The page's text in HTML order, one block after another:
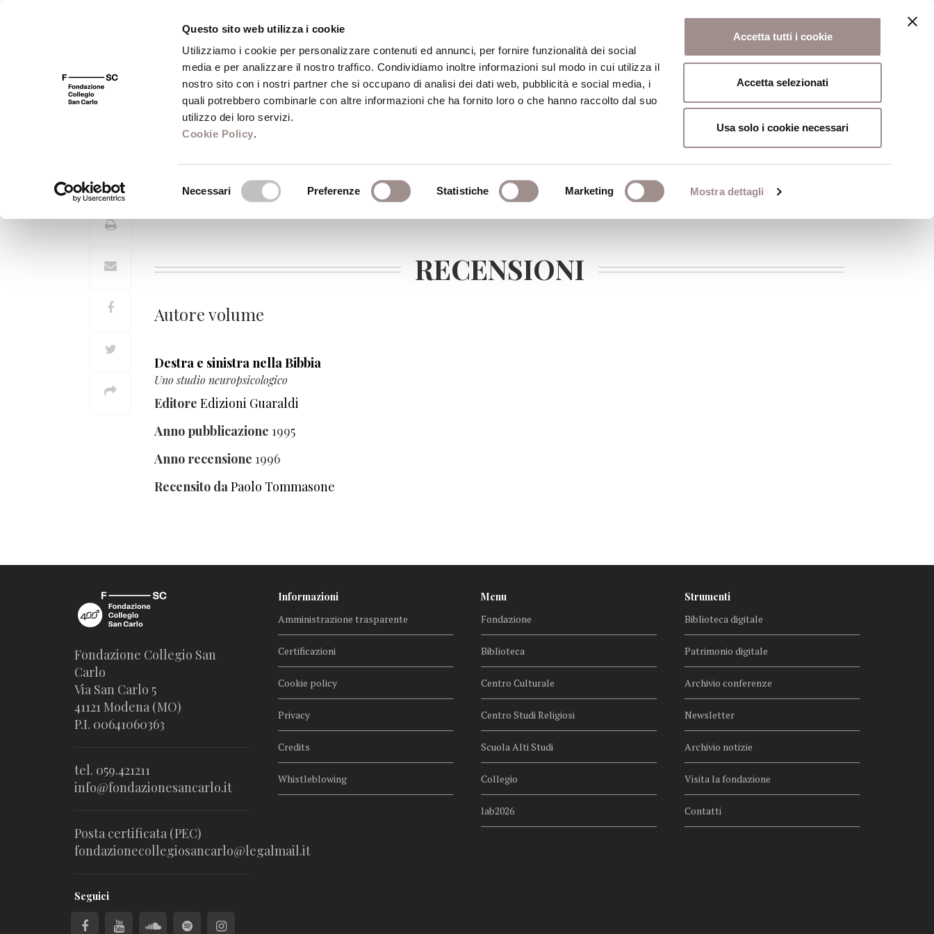
Questo sito web utilizza i cookie
Utilizziamo i cookie per personalizzare contenuti ed annunci, per fornire funzionalità dei social
media e per analizzare il nostro traffico. Condividiamo inoltre informazioni sul modo in cui utilizza il
nostro sito con i nostri partner che si occupano di analisi dei dati web, pubblicità e social media, i
quali potrebbero combinarle con altre informazioni che ha fornito loro o che hanno raccolto dal suo
utilizzo dei loro servizi.
Cookie Policy.
Necessari Preferenze Statistiche Marketing Mostra dettagli
Accetta tutti i cookie
Accetta selezionati
Usa solo i cookie necessari
FSC 400 Fondazione Biblioteca Centro Culturale Centro Studi Religiosi Scuola Alti Studi
Franco Fabbro
RECENSIONI
Autore volume
Destra e sinistra nella Bibbia
Uno studio neuropsicologico
Editore Edizioni Guaraldi
Anno pubblicazione 1995
Anno recensione 1996
Recensito daPaolo Tommasone
Fondazione Collegio San
Carlo
Via San Carlo 5
41121 Modena (MO)
P.I. 00641060363
tel. 059.421211
info@fondazionesancarlo.it
Posta certificata (PEC)
fondazionecollegiosancarlo@legalmail.it
Seguici
Informazioni
Amministrazione trasparente
Certificazioni
Cookie policy
Privacy
Credits
Whistleblowing
Menu
Fondazione
Biblioteca
Centro Culturale
Centro Studi Religiosi
Scuola Alti Studi
Collegio
lab2026
Strumenti
Biblioteca digitale
Patrimonio digitale
Archivio conferenze
Newsletter
Archivio notizie
Visita la fondazione
Contatti